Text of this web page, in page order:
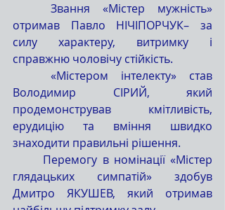
отримав Павло НІЧІПОРЧУК– за
силу характеру, витримку і
справжню чоловічу стійкість.
Володимир СІРИЙ, який
продемонстрував кмітливість,
ерудицію та вміння швидко
знаходити правильні рішення.
глядацьких симпатій» здобув
Дмитро ЯКУШЕВ, який отримав